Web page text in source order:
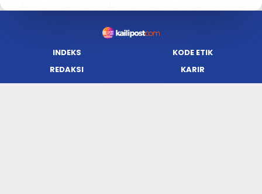
INDEKS
KODE ETIK
REDAKSI
KARIR
PRIVACY POLICY
DISCLAIMER